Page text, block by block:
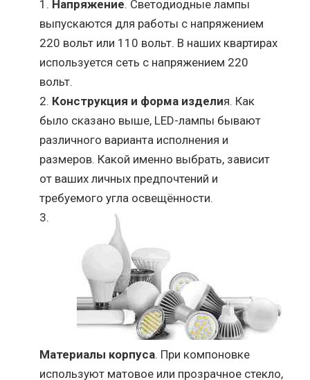
Напряжение. Светодиодные лампы
выпускаются для работы с напряжением
220 вольт или 110 вольт. В наших квартирах
используется сеть с напряжением 220
вольт.
Конструкция и форма изделия. Как
было сказано выше, LED-лампы бывают
различного варианта исполнения и
размеров. Какой именно выбрать, зависит
от ваших личных предпочтений и
требуемого угла освещённости.
Материалы корпуса. При компоновке
используют матовое или прозрачное стекло,